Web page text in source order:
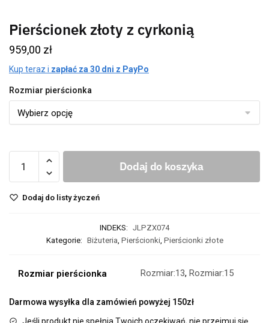
Pierścionek złoty z cyrkonią
959,00 zł
Kup teraz i zapłać za 30 dni z PayPo
Rozmiar pierścionka
Dodaj do koszyka
Dodaj do listy życzeń
INDEKS: JLPZX074
Kategorie: Biżuteria, Pierścionki, Pierścionki złote
Rozmiar pierścionka Rozmiar:13, Rozmiar:15
Darmowa wysyłka dla zamówień powyżej 150zł